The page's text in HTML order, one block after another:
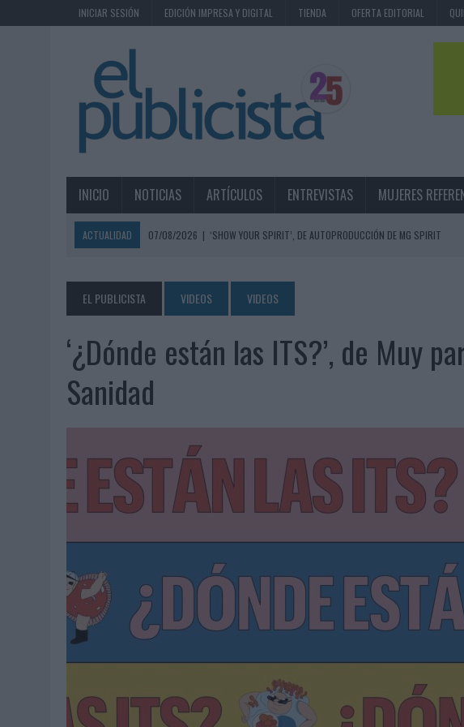
INICIAR SESIÓN EDICIÓN IMPRESA Y DIGITAL TIENDA OFERTA EDITORIAL
INICIO NOTICIAS ARTÍCULOS ENTREVISTAS MUJERES
ACTUALIDAD 07/08/2026 | ‘SHOW YOUR SPIRIT’, DE AUTOPRODUCCIÓN DE MG SPIRIT
07/08/2026 | MG SPIRIT RELANZA SU MARCA CON UNA ESTRATEGIA 360º CENTRADA EN EL
07/08/2026
|
PATRÓN CONVIERTE EL NUEVO SINGLE DE ARÓN PIPER EN UNA EXPERIENCIA DE
07/08/2026
| EL VERANO PONE A PRUEBA LA ESTRATEGIA DIGITAL DE LAS MARCAS
07/08/2026
VUELING CONVIERTE LOS RECUERDOS EN SOUVENIRS CON IA
‘LA VUELTA’, DE FENOMENAL PARA MÁLAGA CF
06/08/2026 |
SIETE DE CADA DIEZ EMPRESAS ESPAÑOLAS NO INTEGRAN LA INFANCIA EN SU
06/08/2026
LA TELEVISIÓN SIGUE LIDERANDO EL CONSUMO DE MEDIOS EN VERANO Y
06/08/2026
FRIGO Y UNIQLO LANZAN UNA COLECCIÓN PERSONALIZABLE INSPIRADA EN
06/08/2026
| LA IA ESTÁ SUBIENDO EL LISTÓN DE LA CREATIVIDAD
05/08/2026 | BEON WORLDWIDE LANZA RAÍZ URBANA PARA TRANSFORMAR EL PATRIMONIO
05/08/2026 | FABRA COMUNICACIÓN INCORPORA A CASONÁ Y ASUME LA GESTIÓN DE SUS
LOPESAN HOTELS & RESORTS ACERCA EL PARAÍSO CANARIO EN SU ÚLTIMA
05/08/2026
LUIS ARQUILLOS (BURGO DE ARIAS): “LA CONSTRUCCIÓN DE MARCA A LARGO
EL PUBLICISTA VIDEOS VIDEOS
‘¿Dónde están las ITS?’, de Muy
Sanidad